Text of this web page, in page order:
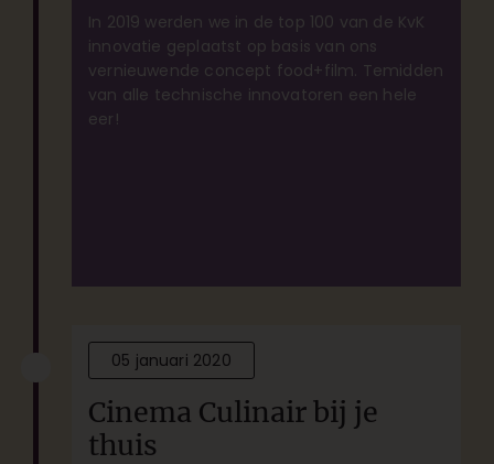
In 2019 werden we in de top 100 van de KvK
innovatie geplaatst op basis van ons
vernieuwende concept food+film. Temidden
van alle technische innovatoren een hele
eer!
05 januari 2020
Cinema Culinair bij je
thuis